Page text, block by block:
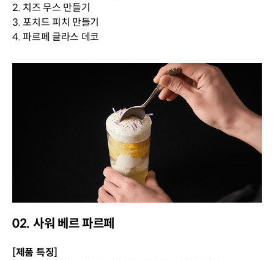
2. 치즈 무스 만들기
3. 포치드 피치 만들기
4. 파르페 글라스 데코
02. 사워 베르 파르페
[제품 특징]